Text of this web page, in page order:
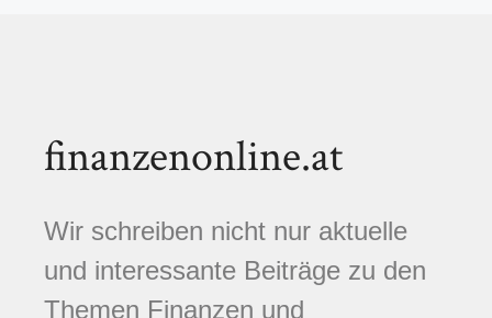
finanzenonline.at
Wir schreiben nicht nur aktuelle
und interessante Beiträge zu den
Themen Finanzen und